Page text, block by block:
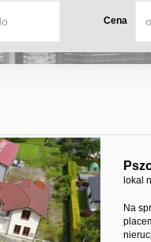
Cena
lokal
Na